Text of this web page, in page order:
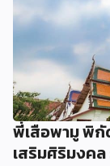
พี่เสือพามู พิกั
เสริมศิริมงค